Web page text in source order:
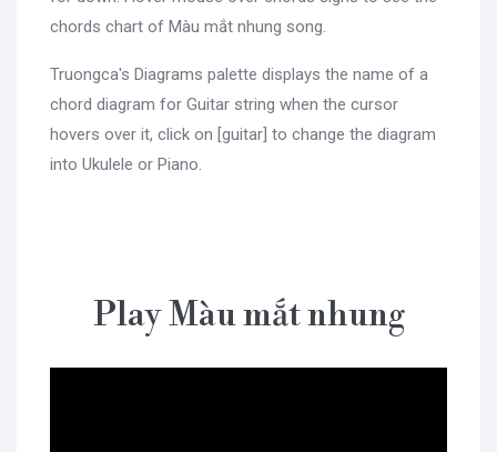
chords chart of Màu mắt nhung song.
Truongca's Diagrams palette displays the name of a
chord diagram for Guitar string when the cursor
hovers over it, click on [guitar] to change the diagram
into Ukulele or Piano.
Play Màu mắt nhung